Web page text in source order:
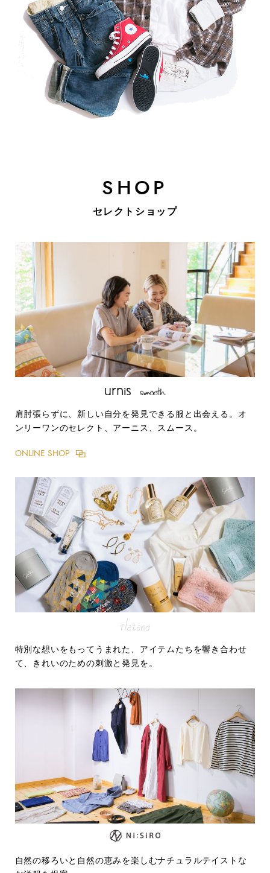
SHOP
セレクトショップ
肩肘張らずに、新しい自分を発見できる服と出会える。オ
ンリーワンのセレクト、アーニス、スムース。
ONLINE SHOP
特別な想いをもってうまれた、アイテムたちを響き合わせ
て、きれいのための刺激と発見を。
自然の移ろいと自然の恵みを楽しむナチュラルテイストな